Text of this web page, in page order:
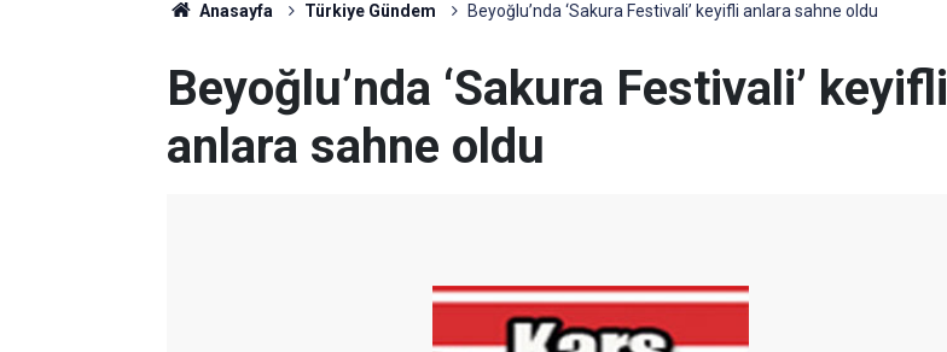
Anasayfa Türkiye Gündem Beyoğlu’nda ‘Sakura Festivali’ keyifli anlara sahne oldu
Beyoğlu’nda ‘Sakura Festivali’ keyifli
anlara sahne oldu